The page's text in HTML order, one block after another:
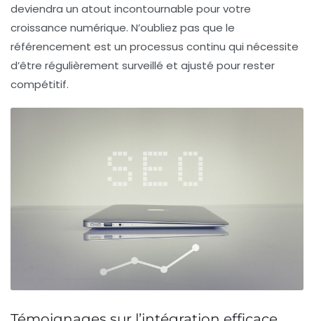
deviendra un atout incontournable pour votre
croissance numérique. N’oubliez pas que le
référencement est un processus continu qui nécessite
d’être régulièrement surveillé et ajusté pour rester
compétitif.